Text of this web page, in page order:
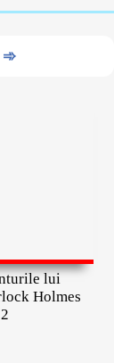
➾
lui
Holmes